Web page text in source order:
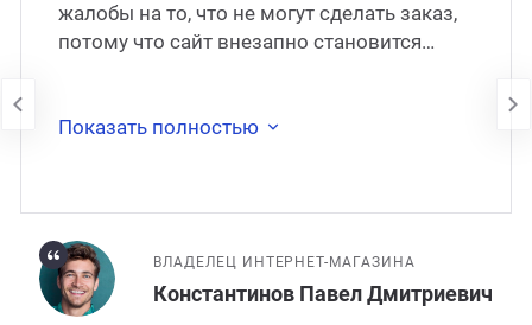
жалобы на то, что не могут сделать заказ,
потому что сайт внезапно становится
Показать полностью
ВЛАДЕЛЕЦ ИНТЕРНЕТ-МАГАЗИНА
Константинов Павел Дмитриевич